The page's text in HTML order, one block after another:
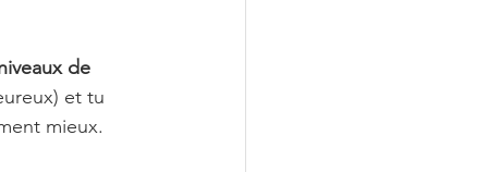
de
et tu
mieux.